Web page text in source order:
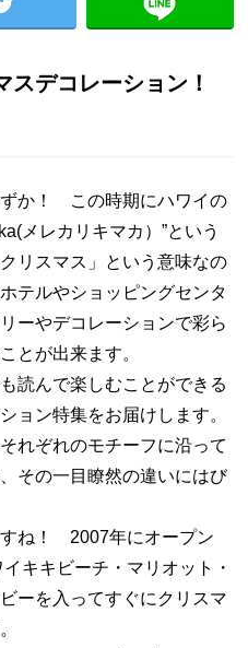
デコレーション！
か！ この時期にハワイの
メレカリキマカ）”という
リスマス」という意味なの
テルやショッピングセンタ
ーやデコレーションで彩ら
とが出来ます。
読んで楽しむことができる
ョン特集をお届けします。
ぞれのモチーフに沿って
その一目瞭然の違いにはび
ね！ 2007年にオープン
キキビーチ・マリオット・
ーを入ってすぐにクリスマ